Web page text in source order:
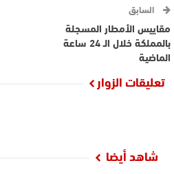
السابق
مقاييس الأمطار المسجلة
بالمملكة خلال الـ 24 ساعة
الماضية
تعليقات الزوار
شاهد أيضا